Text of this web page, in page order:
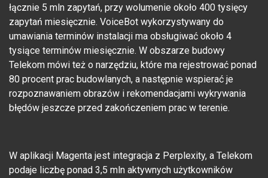
łącznie 5 mln zapytań, przy wolumenie około 400 tysięcy
zapytań miesięcznie. VoiceBot wykorzystywany do
umawiania terminów instalacji ma obsługiwać około 4
tysiące terminów miesięcznie. W obszarze budowy
Telekom mówi też o narzędziu, które ma rejestrować ponad
80 procent prac budowlanych, a następnie wspierać je
rozpoznawaniem obrazów i rekomendacjami wykrywania
błędów jeszcze przed zakończeniem prac w terenie.
W aplikacji Magenta jest integracja z Perplexity, a Telekom
podaje liczbę ponad 3,5 mln aktywnych użytkowników